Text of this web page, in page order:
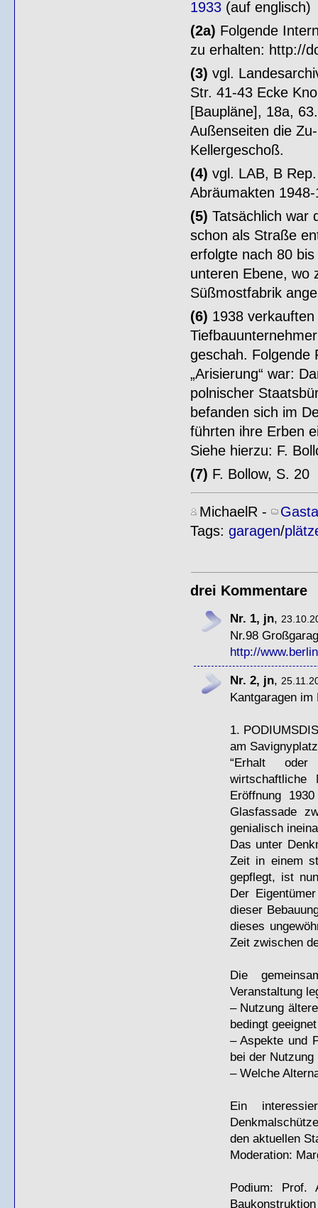
1933(auf englisch)
(2a) Folgende
zu erhalten: http://
(3) vgl.
Str. 41-43 Ecke
[Baupläne], 18a,
Außenseiten die
Kellergeschoß.
(4) vgl. LAB, B
Abräumakten 1948-
(5) Tatsächlich war
schon als Straße
erfolgte nach 80
unteren Ebene, wo
Süßmostfabrik
(6) 1938
geschah. Folgende
„Arisierung“ war:
polnischer
befanden sich im
führten ihre Erben
Siehe hierzu: F.
(7) F. Bollow, S. 20
MichaelR -
Tags: garagen/
drei Kommentare
Nr. 1, jn,
Nr.98
http://
Nr. 2, jn,
Kantgaragen
1.
am
“Erhalt oder
Eröffnung
Glasfassade
genialisch
Das unter
Zeit in einem
gepflegt, ist
Der
dieser
dieses
Zeit zwischen
Die
Veranstaltung
– Nutzung
bedingt
– Aspekte und
bei der
– Welche
Ein
den aktuellen
Moderation:
Podium: Prof.